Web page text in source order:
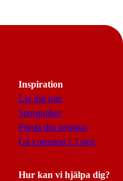
Inspiration
Lär dig mer
Sparguiden
Förstå din pension
Gå i pension i 3 steg
Hur kan vi hjälpa dig?